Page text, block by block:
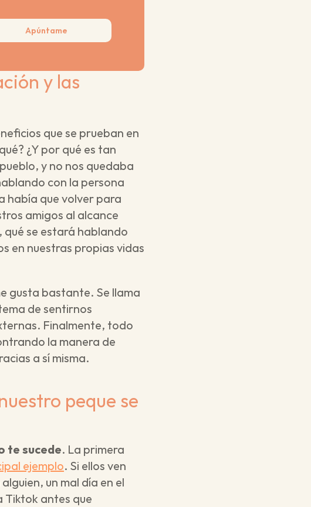
Apúntame
y las
que se prueban en
¿Y por qué es tan
y no nos quedaba
con la persona
había que volver para
amigos al alcance
se estará hablando
en nuestras propias vidas
gusta bastante. Se llama
de sentirnos
Finalmente, todo
la manera de
a sí misma.
peque se
te sucede. La primera
ejemplo. Si ellos ven
un mal día en el
Tiktok antes que